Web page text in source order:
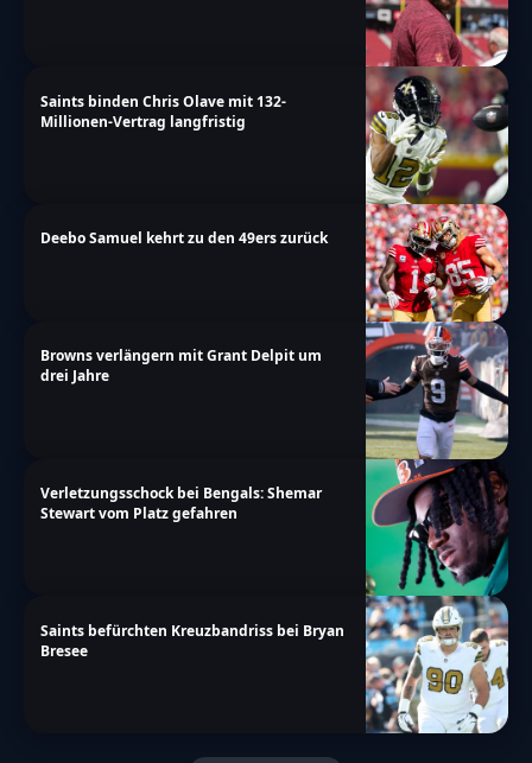
Saints binden Chris Olave mit 132-
Millionen-Vertrag langfristig
Deebo Samuel kehrt zu den 49ers zurück
Browns verlängern mit Grant Delpit um
drei Jahre
Verletzungsschock bei Bengals: Shemar
Stewart vom Platz gefahren
Saints befürchten Kreuzbandriss bei Bryan
Bresee